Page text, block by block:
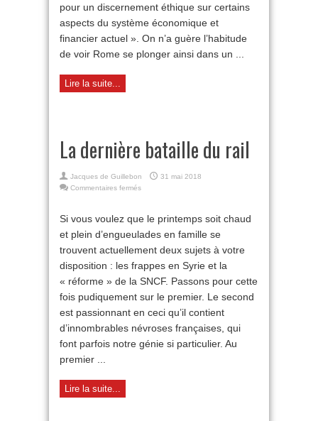
pour un discernement éthique sur certains
aspects du système économique et
financier actuel ». On n’a guère l’habitude
de voir Rome se plonger ainsi dans un ...
Lire la suite...
La dernière bataille du rail
Jacques de Guillebon
31 mai 2018
Commentaires fermés
bataille
du
Si vous voulez que le printemps soit chaud
et plein d’engueulades en famille se
trouvent actuellement deux sujets à votre
disposition : les frappes en Syrie et la
« réforme » de la SNCF. Passons pour cette
fois pudiquement sur le premier. Le second
est passionnant en ceci qu’il contient
d’innombrables névroses françaises, qui
font parfois notre génie si particulier. Au
premier ...
Lire la suite...